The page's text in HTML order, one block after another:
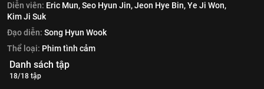
Diễn viên: Eric Mun,Seo Hyun Jin,Jeon Hye Bin,Ye Ji Won,
Kim Ji Suk
Đạo diễn: Song Hyun Wook
Thể loại: Phim tình cảm
Danh sách tập
18/18 tập